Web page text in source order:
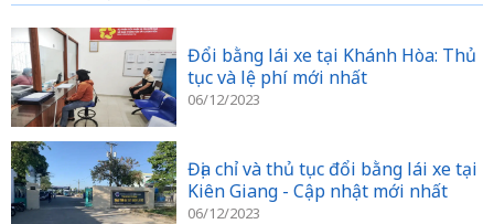
Đổi bằng lái xe tại Khánh Hòa: Thủ
tục và lệ phí mới nhất
06/12/2023
Địa chỉ và thủ tục đổi bằng lái xe tại
Kiên Giang - Cập nhật mới nhất
06/12/2023